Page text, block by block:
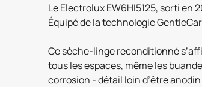
Le Electrolux EW6HI5125, sorti
Équipé de la technologie
Ce sèche-linge reconditionné
tous les espaces, même les
corrosion - détail loin d’être